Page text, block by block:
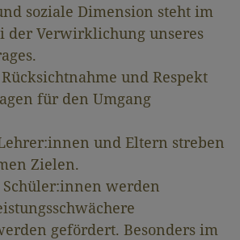
soziale Dimension steht im
der Verwirklichung unseres
und Respekt
für den Umgang
und Eltern streben
Zielen.
werden
gefördert. Besonders im